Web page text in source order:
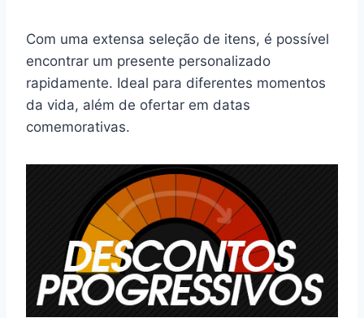
Com uma extensa seleção de itens, é possível
encontrar um presente personalizado
rapidamente. Ideal para diferentes momentos
da vida, além de ofertar em datas
comemorativas.